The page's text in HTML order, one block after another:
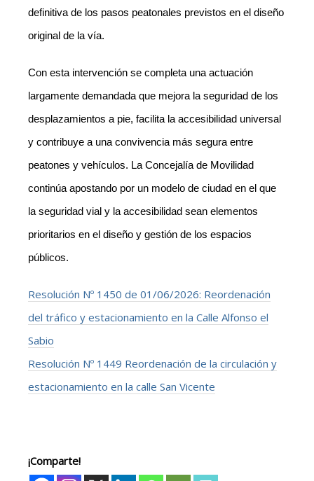
definitiva de los pasos peatonales previstos en el diseño
original de la vía.
Con esta intervención se completa una actuación
largamente demandada que mejora la seguridad de los
desplazamientos a pie, facilita la accesibilidad universal
y contribuye a una convivencia más segura entre
peatones y vehículos. La Concejalía de Movilidad
continúa apostando por un modelo de ciudad en el que
la seguridad vial y la accesibilidad sean elementos
prioritarios en el diseño y gestión de los espacios
públicos.
Resolución Nº 1450 de 01/06/2026: Reordenación
del tráfico y estacionamiento en la Calle Alfonso el
Sabio
Resolución Nº 1449 Reordenación de la circulación y
estacionamiento en la calle San Vicente
¡Comparte!